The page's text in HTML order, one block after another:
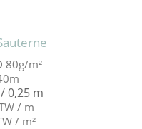
80g/m²
0,25 m
/ m
/ m²